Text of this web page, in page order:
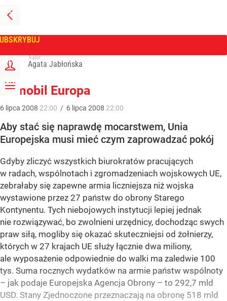
PRZEJDŹ
NA
GŁÓWNĄ
ZALOGUJ
MENU
Tygodnik Wprost
Autor:
Agata Jabłońska
Demobil Europa
6 lipca 2008 22:00 / 6 lipca 2008 22:00
Aby stać się naprawdę mocarstwem, Unia
Europejska musi mieć czym zaprowadzać pokój
Gdyby zliczyć wszystkich biurokratów pracujących
w radach, wspólnotach i zgromadzeniach wojskowych UE,
zebrałaby się zapewne armia liczniejsza niż wojska
wystawione przez 27 państw do obrony Starego
Kontynentu. Tych niebojowych instytucji lepiej jednak
nie rozwiązywać, bo zwolnieni urzędnicy, dochodząc swych
praw siłą, mogliby się okazać skuteczniejsi od żołnierzy,
których w 27 krajach UE służy łącznie dwa miliony,
ale wyposażenie odpowiednie do walki ma zaledwie 100
tys. Suma rocznych wydatków na armie państw wspólnoty
– jak podaje Europejska Agencja Obrony – to 292,7 mld
USD. Stany Zjednoczone przeznaczają na obronę 518 mld